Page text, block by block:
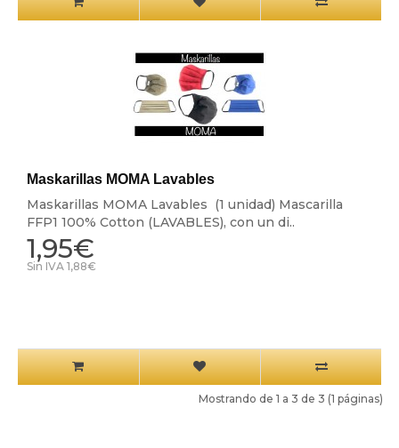
Maskarillas MOMA Lavables
Maskarillas MOMA Lavables (1 unidad) Mascarilla
FFP1 100% Cotton (LAVABLES), con un di..
1,95€
Sin IVA 1,88€
Mostrando de 1 a 3 de 3 (1 páginas)